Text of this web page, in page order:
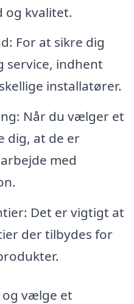
og kvalitet.
For at sikre dig
service, indhent
installatører.
Når du vælger et
dig, at de er
med
Det er vigtigt at
der tilbydes for
og vælge et